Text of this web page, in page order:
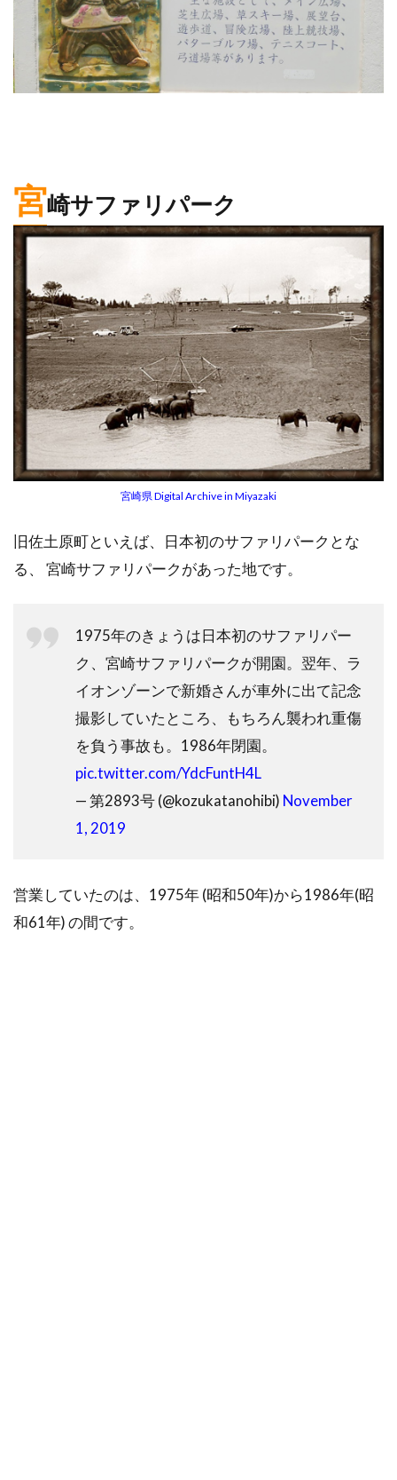
宮崎サファリパーク
宮崎県 Digital Archive in Miyazaki
旧佐土原町といえば、日本初のサファリパークとな
る、 宮崎サファリパークがあった地です。
1975年のきょうは日本初のサファリパー
ク、宮崎サファリパークが開園。翌年、ラ
イオンゾーンで新婚さんが車外に出て記念
撮影していたところ、もちろん襲われ重傷
を負う事故も。1986年閉園。
pic.twitter.com/YdcFuntH4L
— 第2893号 (@kozukatanohibi) November
1, 2019
営業していたのは、1975年 (昭和50年)から1986年(昭
和61年) の間です。